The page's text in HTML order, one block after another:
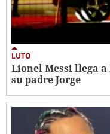
LUTO
Lionel Messi llega
su padre Jorge